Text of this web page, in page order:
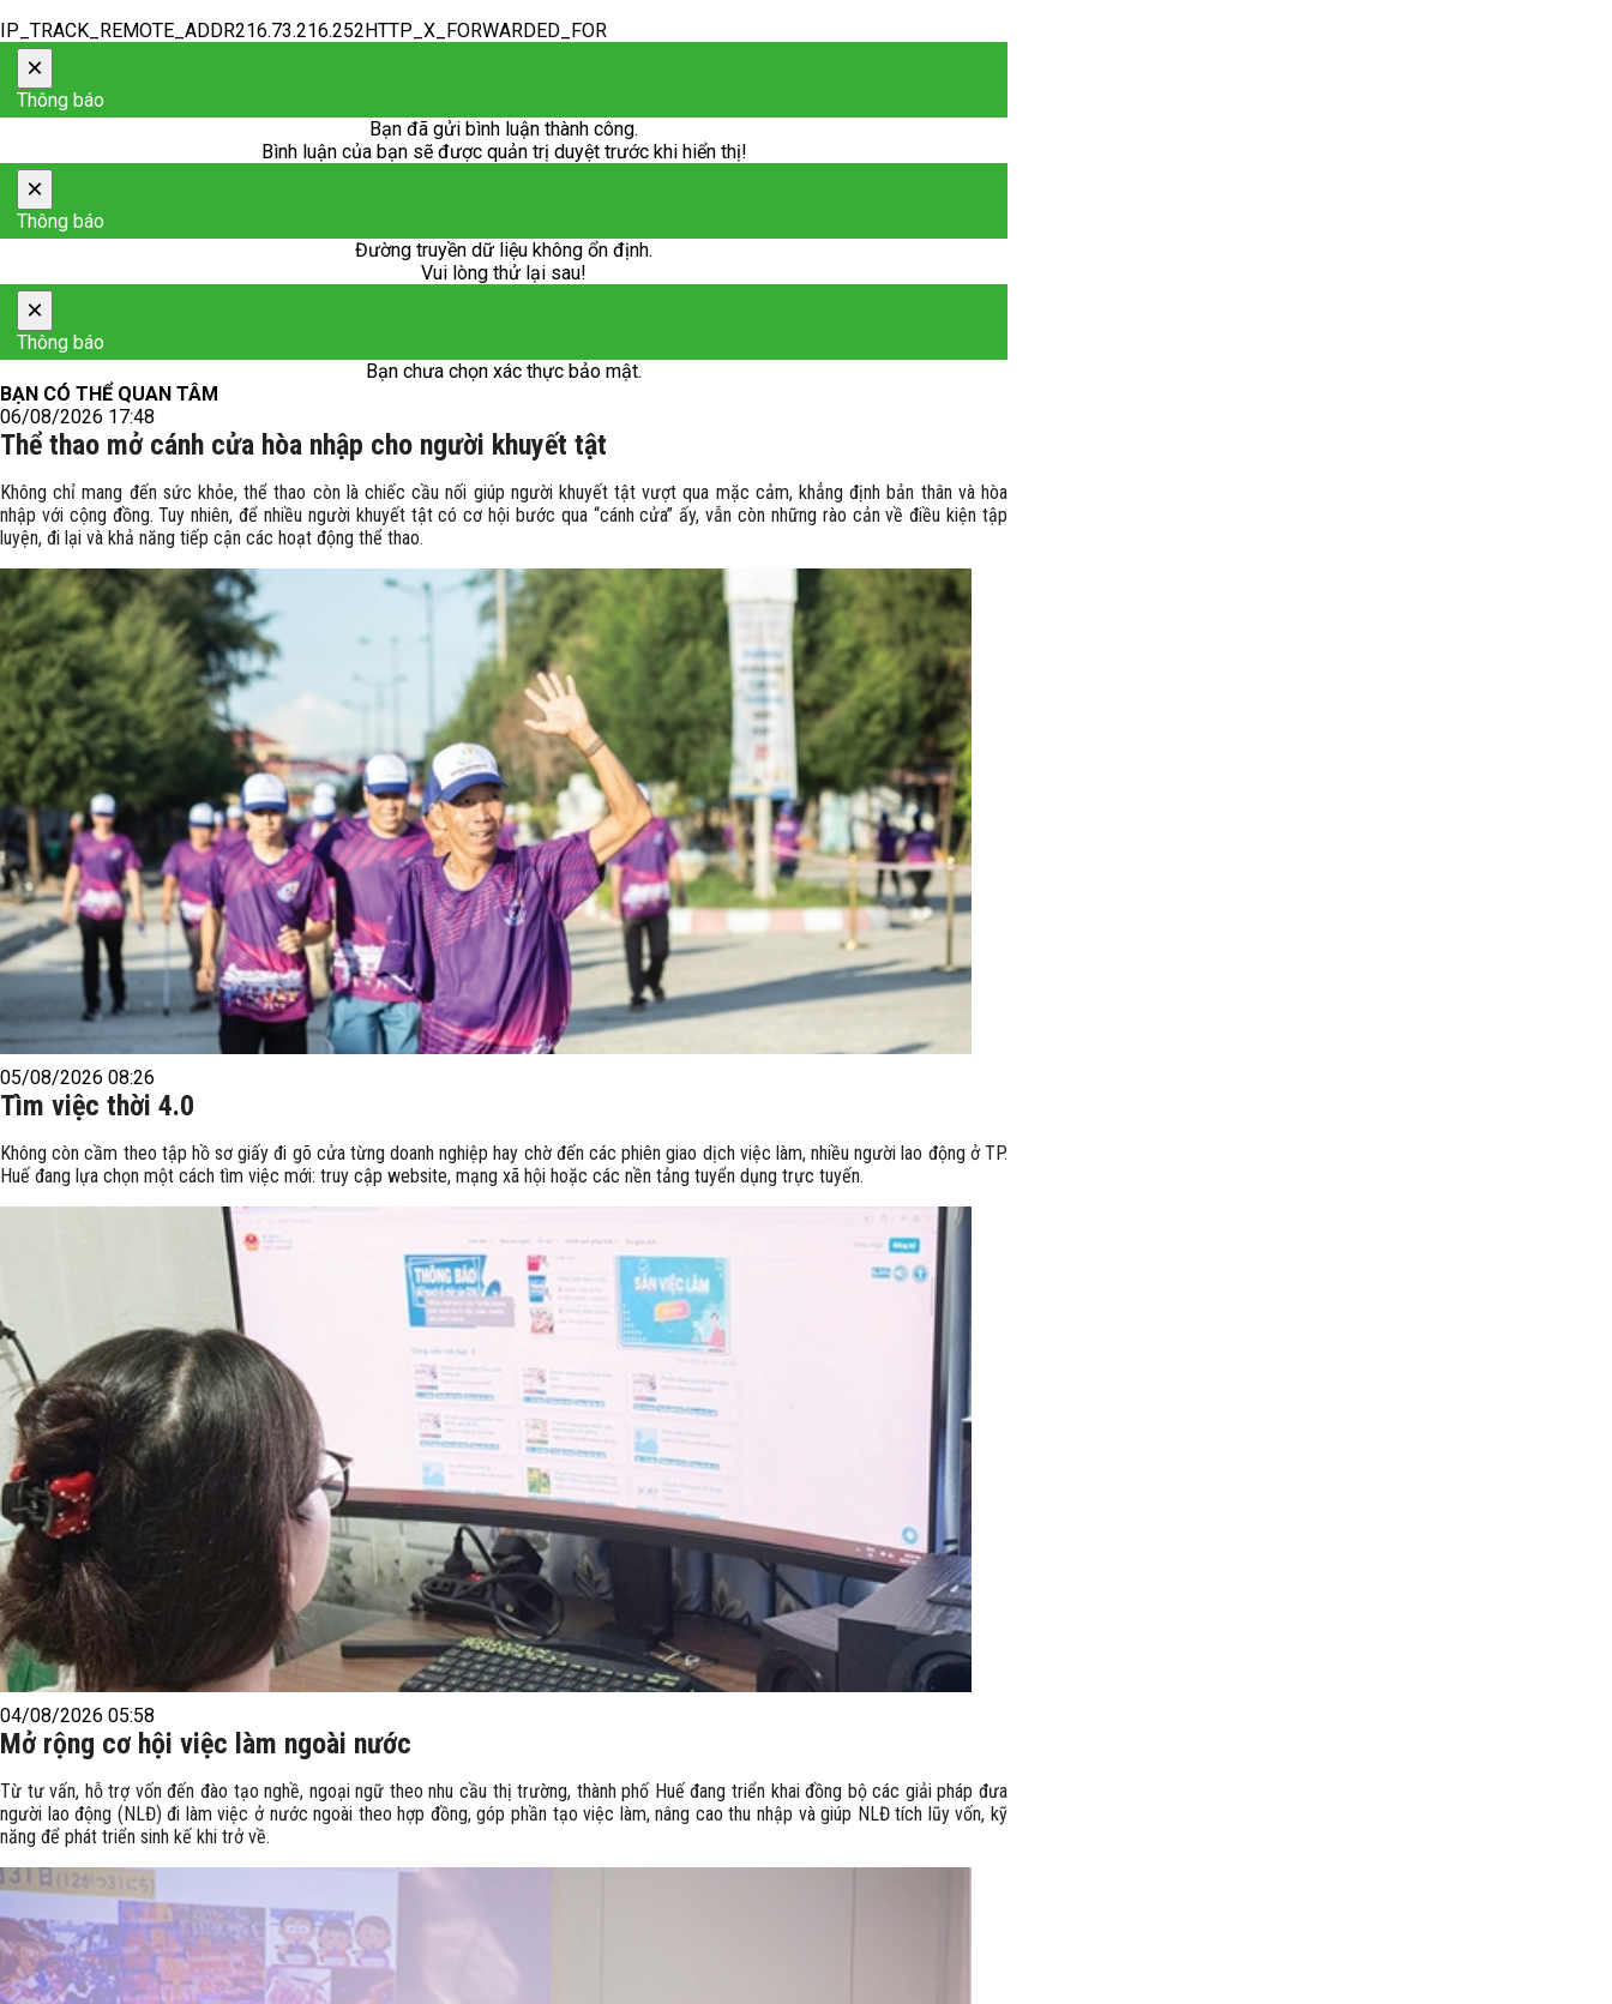
IP_TRACK_REMOTE_ADDR216.73.216.252HTTP_X_FORWARDED_FOR
×
Thông báo
Bạn đã gửi bình luận thành công.
Bình luận của bạn sẽ được quản trị duyệt trước khi hiển thị!
×
Thông báo
Đường truyền dữ liệu không ổn định.
Vui lòng thử lại sau!
×
Thông báo
Bạn chưa chọn xác thực bảo mật.
BẠN CÓ THỂ QUAN TÂM
06/08/2026 17:48
Thể thao mở cánh cửa hòa nhập cho người khuyết tật
Không chỉ mang đến sức khỏe, thể thao còn là chiếc cầu nối giúp người khuyết tật vượt qua mặc cảm, khẳng định bản thân và hòa
nhập với cộng đồng. Tuy nhiên, để nhiều người khuyết tật có cơ hội bước qua “cánh cửa” ấy, vẫn còn những rào cản về điều kiện tập
luyện, đi lại và khả năng tiếp cận các hoạt động thể thao.
05/08/2026 08:26
Tìm việc thời 4.0
Không còn cầm theo tập hồ sơ giấy đi gõ cửa từng doanh nghiệp hay chờ đến các phiên giao dịch việc làm, nhiều người lao động ở TP.
Huế đang lựa chọn một cách tìm việc mới: truy cập website, mạng xã hội hoặc các nền tảng tuyển dụng trực tuyến.
04/08/2026 05:58
Mở rộng cơ hội việc làm ngoài nước
Từ tư vấn, hỗ trợ vốn đến đào tạo nghề, ngoại ngữ theo nhu cầu thị trường, thành phố Huế đang triển khai đồng bộ các giải pháp đưa
người lao động (NLĐ) đi làm việc ở nước ngoài theo hợp đồng, góp phần tạo việc làm, nâng cao thu nhập và giúp NLĐ tích lũy vốn, kỹ
năng để phát triển sinh kế khi trở về.